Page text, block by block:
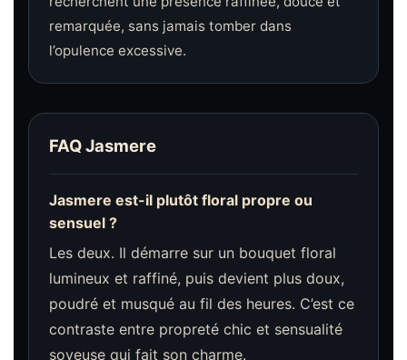
remarquée, sans jamais tomber dans
l’opulence excessive.
FAQ Jasmere
Jasmere est-il plutôt floral propre ou
sensuel ?
Les deux. Il démarre sur un bouquet floral
lumineux et raffiné, puis devient plus doux,
poudré et musqué au fil des heures. C’est ce
contraste entre propreté chic et sensualité
soyeuse qui fait son charme.